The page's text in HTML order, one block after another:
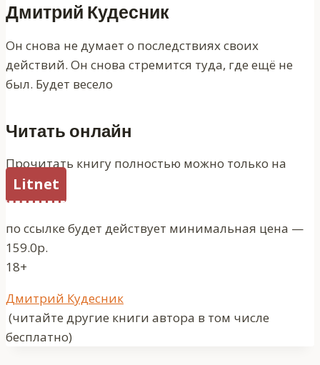
Дмитрий Кудесник
Он снова не думает о последствиях своих
действий. Он снова стремится туда, где ещё не
был. Будет весело
Читать онлайн
Прочитать книгу полностью можно только на
Litnet
по ссылке будет действует минимальная цена —
159.0р.
18+
Метки
записи:
Дмитрий Кудесник
(читайте другие книги автора в том числе
бесплатно)